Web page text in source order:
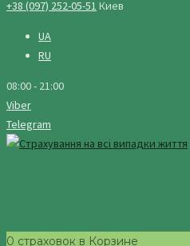
+38 (097) 252-05-51 Киев
UA
RU
08:00 - 21:00
Viber
Telegram
0 страховок в Корзине